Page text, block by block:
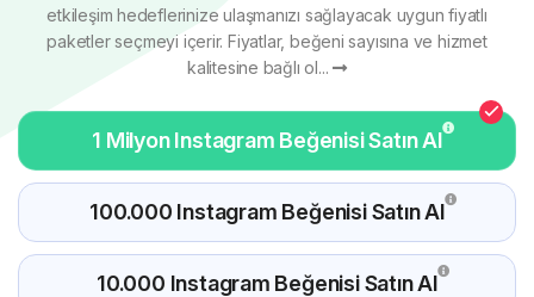
etkileşim hedeflerinize ulaşmanızı sağlayacak uygun fiyatlı
paketler seçmeyi içerir. Fiyatlar, beğeni sayısına ve hizmet
kalitesine bağlı ol...
1 Milyon Instagram Beğenisi Satın Al
100.000 Instagram Beğenisi Satın Al
10.000 Instagram Beğenisi Satın Al